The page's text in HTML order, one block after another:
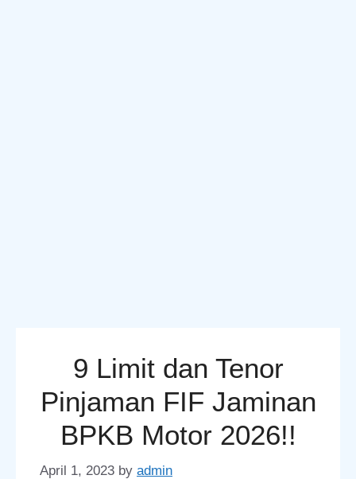
9 Limit dan Tenor
Pinjaman FIF Jaminan
BPKB Motor 2026!!
April 1, 2023 by admin